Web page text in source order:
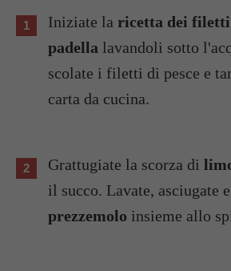
Iniziate la ricetta dei
padella lavandoli sotto
scolate i filetti di pesce e
carta da cucina.
Grattugiate la scorza di
il succo. Lavate, asciugate
prezzemolo insieme allo